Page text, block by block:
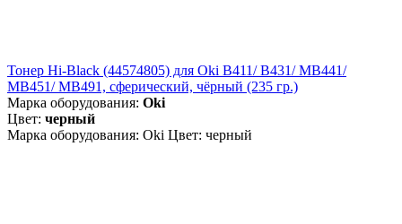
Тонер Hi-Black (44574805) для Oki B411/ B431/ MB441/
MB451/ MB491, сферический, чёрный (235 гр.)
Марка оборудования: Oki
Цвет: черный
Марка оборудования: Oki Цвет: черный